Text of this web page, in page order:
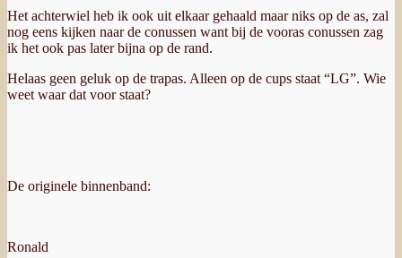
Het achterwiel heb ik ook uit elkaar gehaald maar niks op de as, zal
nog eens kijken naar de conussen want bij de vooras conussen zag
ik het ook pas later bijna op de rand.
Helaas geen geluk op de trapas. Alleen op de cups staat “LG”. Wie
weet waar dat voor staat?
De originele binnenband:
Ronald